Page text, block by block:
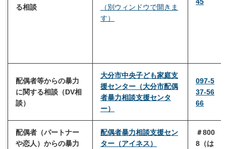
る相談
（別ウィンドウで開きま
す）
45
配偶者等からの暴力
に関する相談 （DV相
談）
大分市中央子ども家庭支
援センター（大分市配偶
者暴力相談支援センタ
ー）
097-5
37-56
66
配偶者（パートナー
や恋人）からの暴力
配偶者暴力相談支援セン
ター（アイネス）
＃800
8（は